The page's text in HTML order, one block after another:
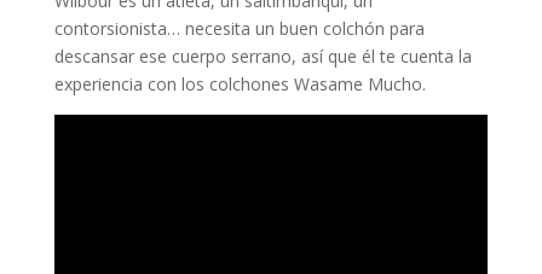
contorsionista… necesita un buen colchón para
descansar ese cuerpo serrano, así que él te cuenta la
experiencia con los colchones Wasame Mucho.